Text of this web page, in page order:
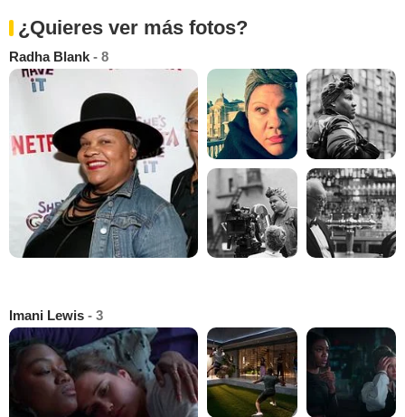
¿Quieres ver más fotos?
Radha Blank - 8
Imani Lewis - 3